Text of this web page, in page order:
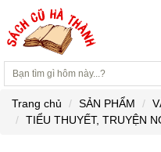
Trang chủ SẢN PHẨM
TIỂU THUYẾT, TRUYỆN